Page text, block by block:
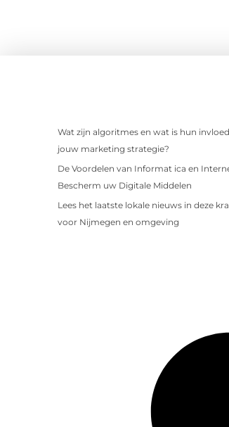
Wat zijn algoritmes en wat is hun
jouw marketing strategie?
De Voordelen van Informat ica en
Bescherm uw Digitale Middelen
Lees het laatste lokale nieuws in deze
voor Nijmegen en omgeving